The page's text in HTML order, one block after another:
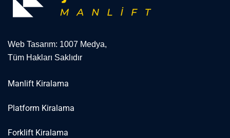
Web Tasarım: 1007 Medya,
Tüm Hakları Saklıdır
Manlift Kiralama
Platform Kiralama
Forklift Kiralama